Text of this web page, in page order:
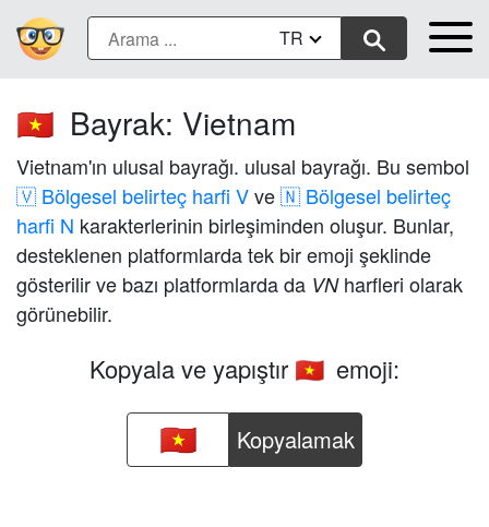
TR
🇻🇳 Bayrak: Vietnam
Vietnam'ın ulusal bayrağı. ulusal bayrağı. Bu sembol
🇻 Bölgesel belirteç harfi Vve🇳 Bölgesel belirteç
harfi N karakterlerinin birleşiminden oluşur. Bunlar,
desteklenen platformlarda tek bir emoji şeklinde
gösterilir ve bazı platformlarda da VNharfleri olarak
görünebilir.
Kopyala ve yapıştır 🇻🇳 emoji:
Kopyalamak